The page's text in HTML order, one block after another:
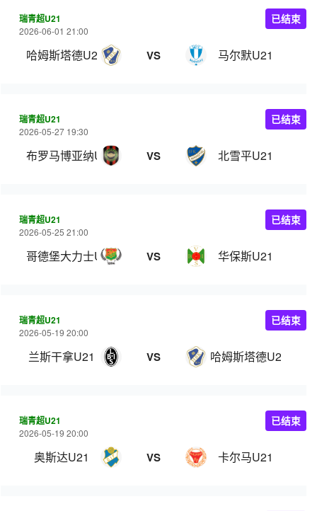
瑞青超U21
2026-06-01 21:00
哈姆斯塔德U21 VS 马尔默U21
已结束
瑞青超U21
2026-05-27 19:30
布罗马博亚纳U21 VS 北雪平U21
已结束
瑞青超U21
2026-05-25 21:00
哥德堡大力士U21 VS 华保斯U21
已结束
瑞青超U21
2026-05-19 20:00
兰斯干拿U21 VS 哈姆斯塔德U21
已结束
瑞青超U21
2026-05-19 20:00
奥斯达U21 VS 卡尔马U21
已结束